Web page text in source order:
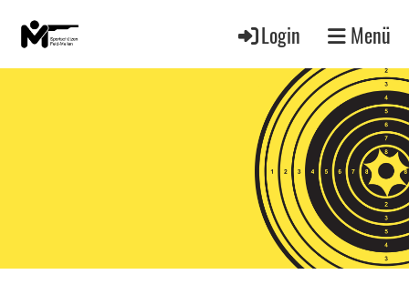
Login Menü